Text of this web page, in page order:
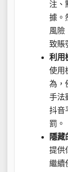
注、
據。
風險
致賬
利用
使用
為，
手法
抖音
罰。
隱藏
提供
繼續